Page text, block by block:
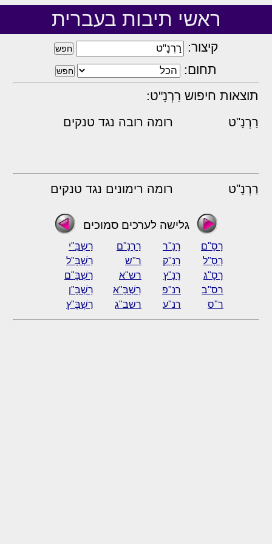
ראשי תיבות בעברית
קיצור:
תחום:
תוצאות חיפוש רַרְנָ"ט:
רַרְנָ"ט רומה רובה נגד טנקים
רַרְנָ"ט רומה רימונים נגד טנקים
גלישה לערכים סמוכים
רָסָ"ם רָנָ"ר רַרְנָ"ם
רַשְבִּ"י
רָסָ"ל
רָנָ"ק ר"ש
רַשְׁבָּ"ל
רָסָ"ג
רָנָ"ץ רש"א
רַשְׁבָּ"ם
רס"ב
רנ"פ רַשְׁבָּ"א
רַשְׁבָּ"ן
ר"ס
רנ"ע רשב"ג רַשְׁבָּ"ץ